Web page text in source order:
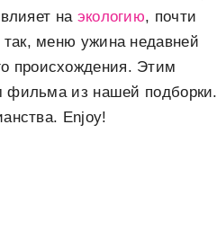
на экологию, почти
меню ужина недавней
происхождения. Этим
фильма из нашей подборки.
Enjoy!